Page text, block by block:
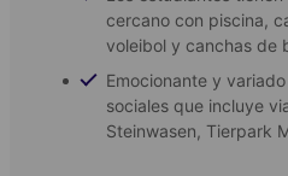
cercano con piscina,
voleibol y canchas de
Emocionante y
sociales que incluye
Steinwasen, Tierpark